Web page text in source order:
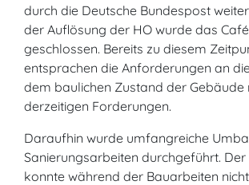
durch die Deutsche Bundespost
der Auflösung der HO wurde das Café
geschlossen. Bereits zu diesem
entsprachen die Anforderungen an
dem baulichen Zustand der Gebäude
derzeitigen Forderungen.
Daraufhin wurde umfangreiche
Sanierungsarbeiten durchgeführt.
konnte während der Bauarbeiten nicht